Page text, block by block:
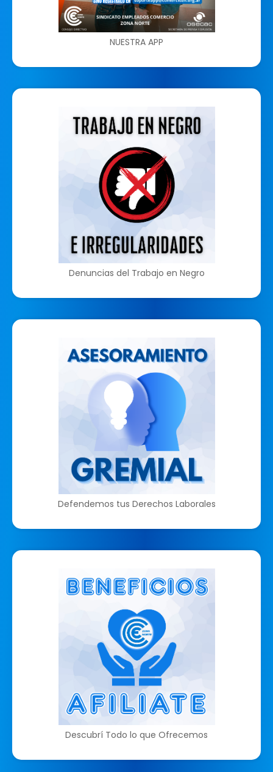
NUESTRA APP
Denuncias del Trabajo en Negro
Defendemos tus Derechos Laborales
Descubrí Todo lo que Ofrecemos